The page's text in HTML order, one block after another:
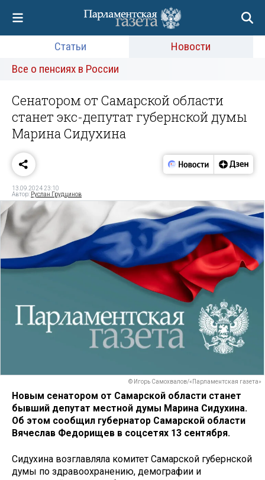
Статьи
Новости
Все о пенсиях в России
Сенатором от Самарской области
станет экс-депутат губернской думы
Марина Сидухина
13.09.2024 23:10
Автор: Руслан Грудцинов
© Игорь Самохвалов/«Парламентская газета»
Новым сенатором от Самарской области станет
бывший депутат местной думы Марина Сидухина.
Об этом сообщил губернатор Самарской области
Вячеслав Федорищев в соцсетях 13 сентября.
Сидухина возглавляла комитет Самарской губернской
думы по здравоохранению, демографии и